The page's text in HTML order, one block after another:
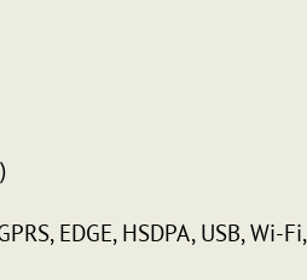
EDGE, HSDPA, USB, Wi-Fi,